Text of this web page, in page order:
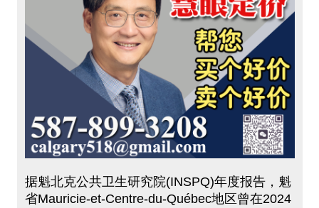
据魁北克公共卫生研究院(INSPQ)年度报告，魁
省Mauricie-et-Centre-du-Québec地区曾在2024